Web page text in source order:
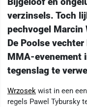
verzinsels. Toch
pechvogel
De Poolse
MMA-evenement
tegenslag te
Wrzosek wist in een
regels Pawel Tybursky